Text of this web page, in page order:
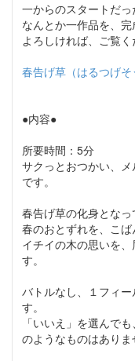
一からのスタートだっ
なんとか一作品を、完
よろしければ、ご覧く
春告げ草（はるつげそ
●内容●
所要時間：5分
サクっとおつかい、
です。
春告げ草の化身となっ
春のおとずれを、こば
イチイの木の思いを
す。
バトルなし、１フィ
す。
「いいえ」を選んで
のようなものはありま